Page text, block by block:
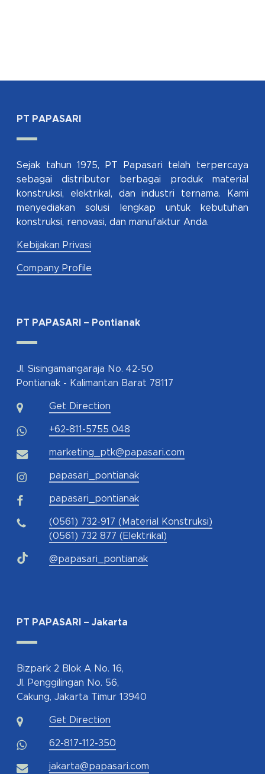
PT PAPASARI
Sejak tahun 1975, PT Papasari telah terpercaya
sebagai distributor berbagai produk material
konstruksi, elektrikal, dan industri ternama. Kami
menyediakan solusi lengkap untuk kebutuhan
konstruksi, renovasi, dan manufaktur Anda.
Kebijakan Privasi
Company Profile
PT PAPASARI – Pontianak
Jl. Sisingamangaraja No. 42-50
Pontianak - Kalimantan Barat 78117
Get Direction
+62-811-5755 048
marketing_ptk@papasari.com
papasari_pontianak
papasari_pontianak
(0561) 732-917 (Material Konstruksi)
(0561) 732 877 (Elektrikal)
@papasari_pontianak
PT PAPASARI – Jakarta
Bizpark 2 Blok A No. 16,
Jl. Penggilingan No. 56,
Cakung, Jakarta Timur 13940
Get Direction
62-817-112-350
jakarta@papasari.com